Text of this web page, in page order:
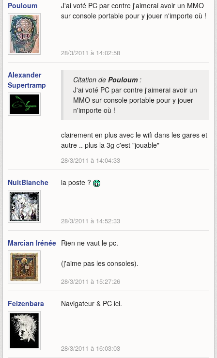
Pouloum
J'ai voté PC par contre j'aimerai avoir un MMO
sur console portable pour y jouer n'importe où !
28/3/2011 à 14:02:58
Alexander
Supertramp
Citation de Pouloum:
J'ai voté PC par contre j'aimerai avoir un
MMO sur console portable pour y jouer
n'importe où !
clairement en plus avec le wifi dans les gares et
autre .. plus la 3g c'est "jouable"
28/3/2011 à 14:04:33
NuitBlanche la poste ?
28/3/2011 à 14:52:33
Marcian Irénée Rien ne vaut le pc.
(j'aime pas les consoles).
28/3/2011 à 15:27:26
Feizenbara Navigateur & PC ici.
28/3/2011 à 16:03:03